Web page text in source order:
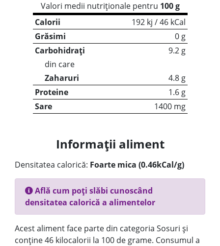
Valori medii nutriționale pentru 100 g
Calorii
192 kj / 46 kCal
Grăsimi
0 g
Carbohidrați
9.2 g
din care
Zaharuri
4.8 g
Proteine
1.6 g
Sare
1400 mg
Informații aliment
Densitatea calorică: Foarte mica (0.46kCal/g)
Află cum poți slăbi cunoscând
densitatea calorică a alimentelor
Acest aliment face parte din categoria Sosuri și
conține 46 kilocalorii la 100 de grame. Consumul a